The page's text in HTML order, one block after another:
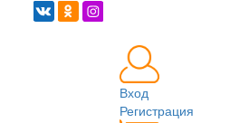
Вход
Регистрация